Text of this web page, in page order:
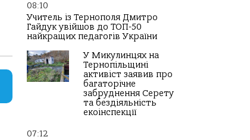
08:10
Учитель із Тернополя Дмитро
Гайдук увійшов до ТОП-50
найкращих педагогів України
У Микулинцях на
Тернопільщині
активіст заявив про
багаторічне
забруднення Серету
та бездіяльність
екоінспекції
07:12